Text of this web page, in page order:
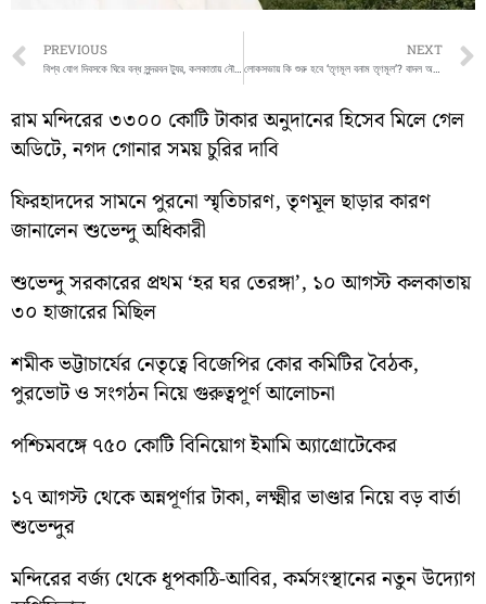
Prev
PREVIOUS NEXT
লোকসভায় কি শুরু হবে ‘তৃণমূল বনাম তৃণমূল’? বাদল অধিবেশনের আগে তুঙ্গে জল্পনা
রাম মন্দিরের ৩৩০০ কোটি টাকার অনুদানের হিসেব মিলে গেল
অডিটে, নগদ গোনার সময় চুরির দাবি
ফিরহাদদের সামনে পুরনো স্মৃতিচারণ, তৃণমূল ছাড়ার কারণ
জানালেন শুভেন্দু অধিকারী
শুভেন্দু সরকারের প্রথম ‘হর ঘর তেরঙ্গা’, ১০ আগস্ট কলকাতায়
৩০ হাজারের মিছিল
শমীক ভট্টাচার্যের নেতৃত্বে বিজেপির কোর কমিটির বৈঠক,
পুরভোট ও সংগঠন নিয়ে গুরুত্বপূর্ণ আলোচনা
পশ্চিমবঙ্গে ৭৫০ কোটি বিনিয়োগ ইমামি অ্যাগ্রোটেকের
১৭ আগস্ট থেকে অন্নপূর্ণার টাকা, লক্ষ্মীর ভাণ্ডার নিয়ে বড় বার্তা
শুভেন্দুর
মন্দিরের বর্জ্য থেকে ধূপকাঠি-আবির, কর্মসংস্থানের নতুন উদ্যোগ